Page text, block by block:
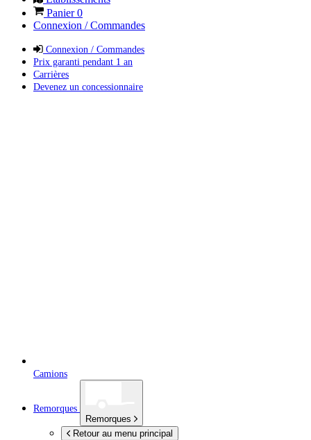
Panier0
Connexion / Commandes
Connexion / Commandes
Prix garanti pendant 1 an
Carrières
Devenez un concessionnaire
Camions
Remorques
Remorques
Retour au menu principal